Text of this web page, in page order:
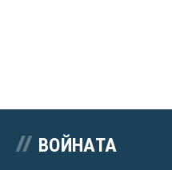
ВОЙНАТА